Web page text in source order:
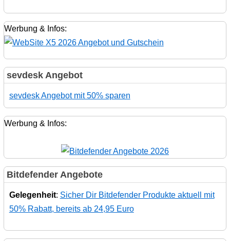
Werbung & Infos:
sevdesk Angebot
sevdesk Angebot mit 50% sparen
Werbung & Infos:
Bitdefender Angebote
Gelegenheit: Sicher Dir Bitdefender Produkte aktuell mit
50% Rabatt, bereits ab 24,95 Euro